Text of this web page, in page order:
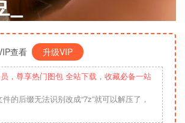
查看 升级VIP
，尊享热门图包 全站下载，收藏必备一站
的后缀无法识别改成“7z”就可以解压了，